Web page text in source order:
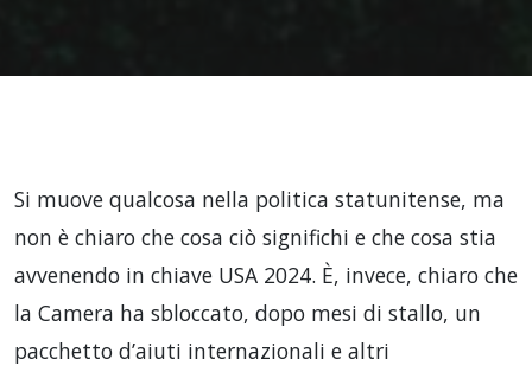
Si muove qualcosa nella politica statunitense, ma
non è chiaro che cosa ciò significhi e che cosa stia
avvenendo in chiave USA 2024. È, invece, chiaro che
la Camera ha sbloccato, dopo mesi di stallo, un
pacchetto d’aiuti internazionali e altri